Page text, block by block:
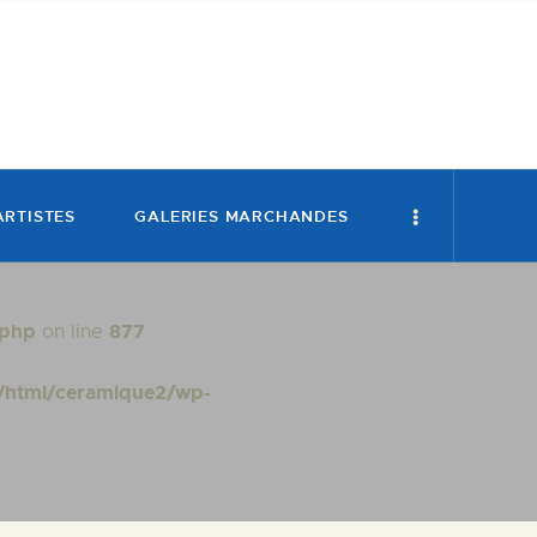
GALERIES MARCHANDES
on line 877
ceramique2/wp-